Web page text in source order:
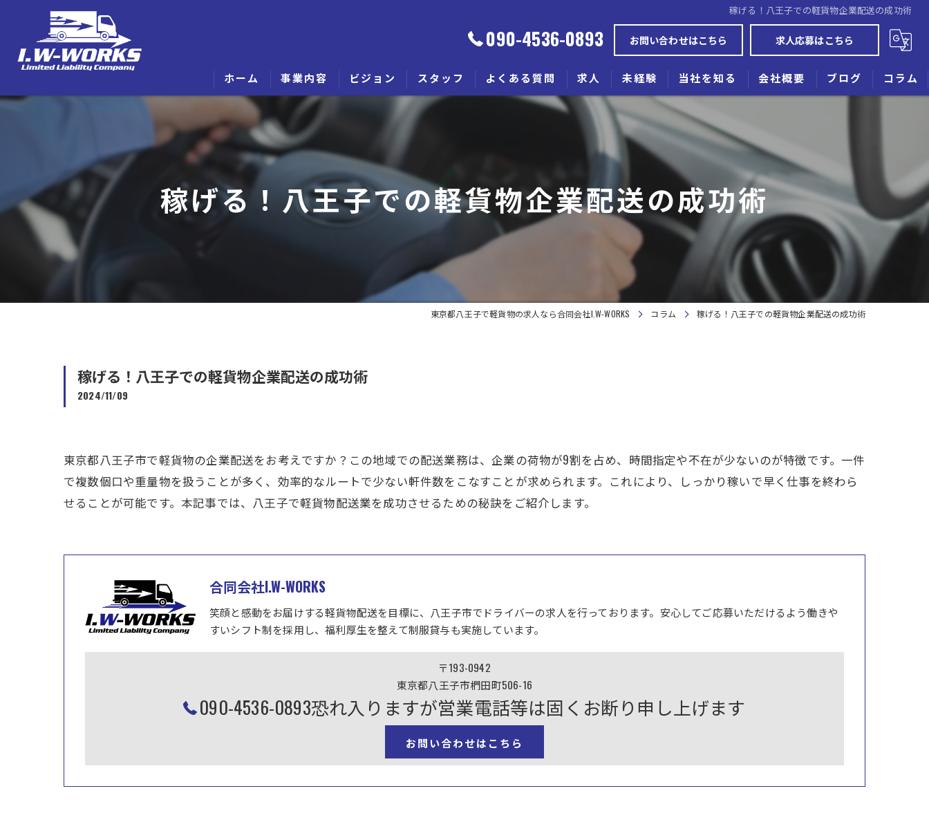
稼げる！八王子での軽貨物企業配送の成功術
090-4536-0893 お問い合わせはこちら 求人応募はこちら
ホーム 事業内容 ビジョン スタッフ よくある質問 求人 未経験 当社を知る
女性
高収入
業務委託
働きやすい
会社概要 ブログ コラム
稼げる！八王子での軽貨物企業配送の成功術
東京都八王子で軽貨物の求人なら合同会社I.W-WORKS コラム 稼げる！八王子での軽貨物企業配送の成功術
稼げる！八王子での軽貨物企業配送の成功術
2024/11/09
東京都八王子市で軽貨物の企業配送をお考えですか？この地域での配送業務は、企業の荷物が9割を占め、時間指定や不在が少ないのが特徴です。一件
で複数個口や重量物を扱うことが多く、効率的なルートで少ない軒件数をこなすことが求められます。これにより、しっかり稼いで早く仕事を終わら
せることが可能です。本記事では、八王子で軽貨物配送業を成功させるための秘訣をご紹介します。
合同会社I.W-WORKS
笑顔と感動をお届けする軽貨物配送を目標に、八王子市でドライバーの求人を行っております。安心してご応募いただけるよう働きや
すいシフト制を採用し、福利厚生を整えて制服貸与も実施しています。
〒193-0942
東京都八王子市椚田町506-16
090-4536-0893恐れ入りますが営業電話等は固くお断り申し上げます
お問い合わせはこちら